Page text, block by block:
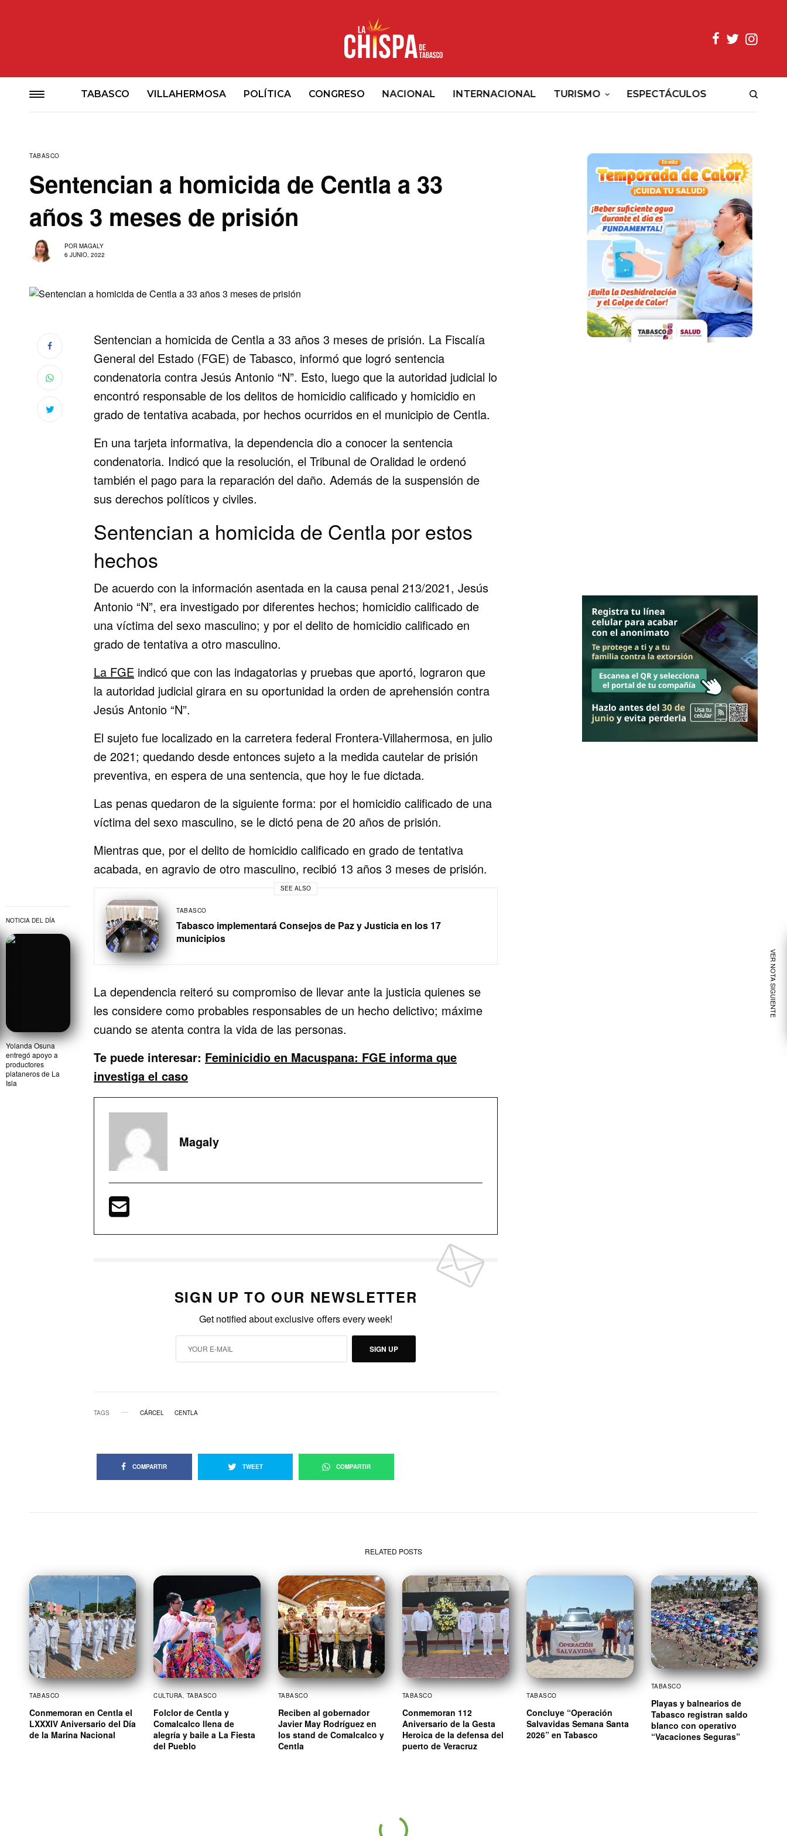
TABASCO VILLAHERMOSA POLÍTICA CONGRESO NACIONAL INTERNACIONAL TURISMO ESPECTÁCULOS
TABASCO
Sentencian a homicida de Centla a 33
años 3 meses de prisión
POR MAGALY
6 JUNIO, 2022
NOTICIA DEL DÍA
Yolanda Osuna
entregó apoyo a
productores
plataneros de La
Isla
Sentencian a homicida de Centla a 33 años 3 meses de prisión. La Fiscalía
General del Estado (FGE) de Tabasco, informó que logró sentencia
condenatoria contra Jesús Antonio “N”. Esto, luego que la autoridad judicial lo
encontró responsable de los delitos de homicidio calificado y homicidio en
grado de tentativa acabada, por hechos ocurridos en el municipio de Centla.
En una tarjeta informativa, la dependencia dio a conocer la sentencia
condenatoria. Indicó que la resolución, el Tribunal de Oralidad le ordenó
también el pago para la reparación del daño. Además de la suspensión de
sus derechos políticos y civiles.
Sentencian a homicida de Centla por estos
hechos
De acuerdo con la información asentada en la causa penal 213/2021, Jesús
Antonio “N”, era investigado por diferentes hechos; homicidio calificado de
una víctima del sexo masculino; y por el delito de homicidio calificado en
grado de tentativa a otro masculino.
La FGE indicó que con las indagatorias y pruebas que aportó, lograron que
la autoridad judicial girara en su oportunidad la orden de aprehensión contra
Jesús Antonio “N”.
El sujeto fue localizado en la carretera federal Frontera-Villahermosa, en julio
de 2021; quedando desde entonces sujeto a la medida cautelar de prisión
preventiva, en espera de una sentencia, que hoy le fue dictada.
Las penas quedaron de la siguiente forma: por el homicidio calificado de una
víctima del sexo masculino, se le dictó pena de 20 años de prisión.
Mientras que, por el delito de homicidio calificado en grado de tentativa
acabada, en agravio de otro masculino, recibió 13 años 3 meses de prisión.
SEE ALSO
TABASCO
Tabasco implementará Consejos de Paz y Justicia en los 17
municipios
La dependencia reiteró su compromiso de llevar ante la justicia quienes se
les considere como probables responsables de un hecho delictivo; máxime
cuando se atenta contra la vida de las personas.
Te puede interesar: Feminicidio en Macuspana: FGE informa que
investiga el caso
Magaly
SIGN UP TO OUR NEWSLETTER
Get notified about exclusive offers every week!
SIGN UP
TAGS CÁRCEL CENTLA
COMPARTIR TWEET COMPARTIR
VER NOTA SIGUIENTE
RELATED POSTS
TABASCO
Conmemoran en Centla el
LXXXIV Aniversario del Día
de la Marina Nacional
CULTURA TABASCO
Folclor de Centla y
Comalcalco llena de
alegría y baile a La Fiesta
del Pueblo
TABASCO
Reciben al gobernador
Javier May Rodríguez en
los stand de Comalcalco y
Centla
TABASCO
Conmemoran 112
Aniversario de la Gesta
Heroica de la defensa del
puerto de Veracruz
TABASCO
Concluye “Operación
Salvavidas Semana Santa
2026” en Tabasco
TABASCO
Playas y balnearios de
Tabasco registran saldo
blanco con operativo
“Vacaciones Seguras”